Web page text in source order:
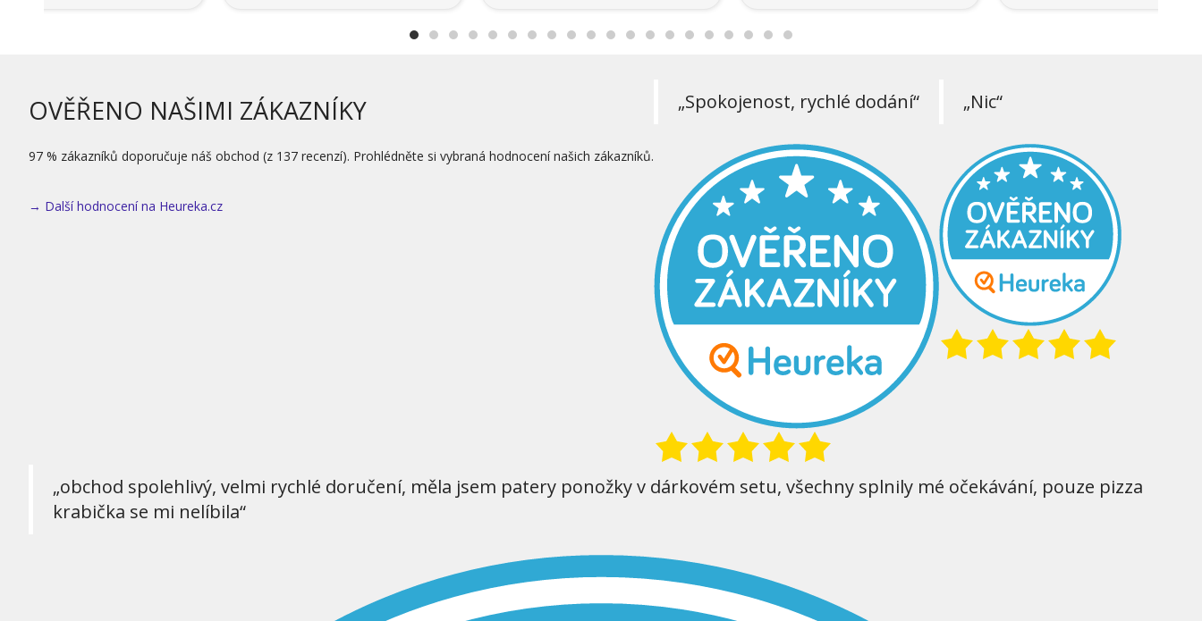
OVĚŘENO NAŠIMI ZÁKAZNÍKY
97 % zákazníků doporučuje náš obchod (z 137 recenzí). Prohlédněte si vybraná hodnocení našich zákazníků.
→ Další hodnocení na Heureka.cz
„Spokojenost, rychlé dodání“ „Nic“
„obchod spolehlivý, velmi rychlé doručení, měla jsem patery ponožky v dárkovém setu, všechny splnily mé očekávání, pouze pizza
krabička se mi nelíbila“